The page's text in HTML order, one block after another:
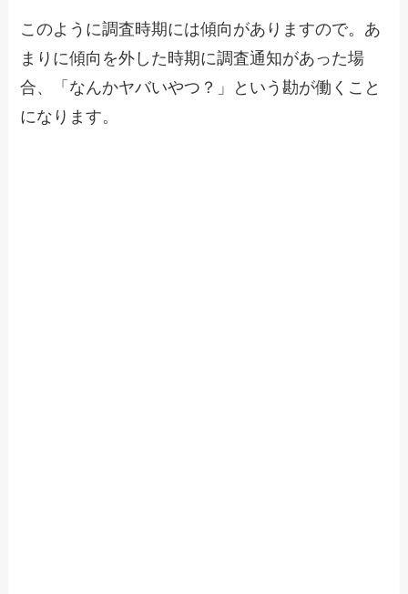
このように調査時期には傾向がありますので。あ
まりに傾向を外した時期に調査通知があった場
合、「なんかヤバいやつ？」という勘が働くこと
になります。